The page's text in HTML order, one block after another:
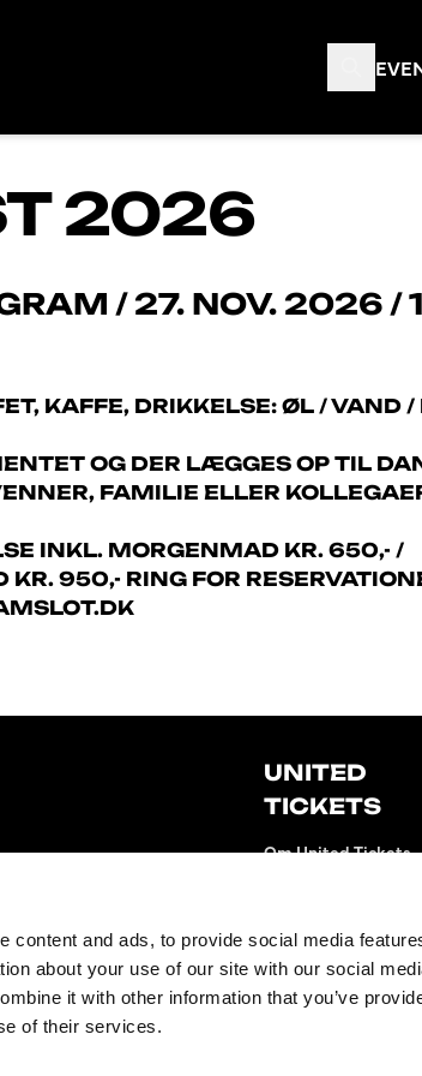
content and ads, to provide social media
about your use of our site with our social
it with other information that you’ve
of their services.
2026
/ 27. NOV. 2026 /
KAFFE, DRIKKELSE: ØL / VAND /
OG DER LÆGGES OP TIL
FAMILIE ELLER
INKL. MORGENMAD KR. 650,- /
950,- RING FOR
UNITED
TICKETS
Om United Tickets
Gavekort
Nyhedsbrev
Fan to Fan